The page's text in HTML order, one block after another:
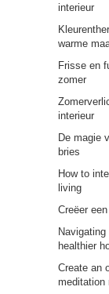
interieur
warme
Frisse en
zomer
interieur
De magie
bries
How to
living
Creëer
healthier
Create an
meditation